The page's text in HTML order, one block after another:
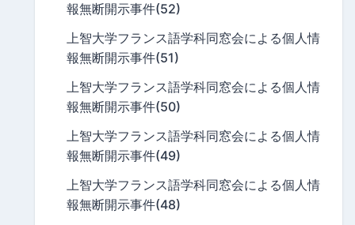
報無断開示事件(52)
上智大学フランス語学科同窓会による個人情
報無断開示事件(51)
上智大学フランス語学科同窓会による個人情
報無断開示事件(50)
上智大学フランス語学科同窓会による個人情
報無断開示事件(49)
上智大学フランス語学科同窓会による個人情
報無断開示事件(48)